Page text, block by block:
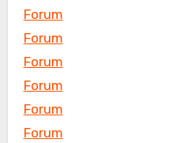
Forum
Forum
Forum
Forum
Forum
Forum